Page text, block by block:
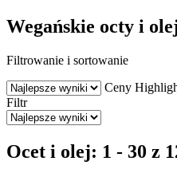
Wegańskie octy i
Filtrowanie i sortowanie
Ceny
Filtr
Ocet i olej: 1 - 30 z